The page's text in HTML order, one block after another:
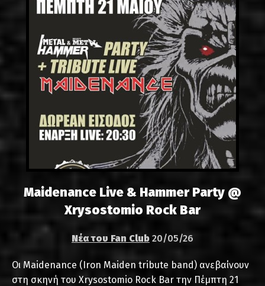
Maidenance Live & Hammer Party @
Xrysostomio Rock Bar
Νέα του Fan Club 20/05/26
Οι Maidenance (Iron Maiden tribute band) ανεβαίνουν
στη σκηνή του Xrysostomio Rock Bar την Πέμπτη 21